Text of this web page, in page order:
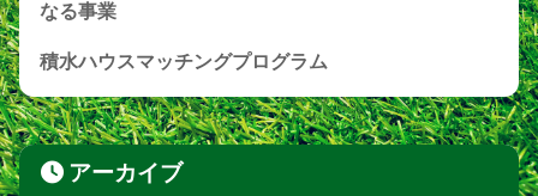
なる事業
積水ハウスマッチングプログラム
アーカイブ